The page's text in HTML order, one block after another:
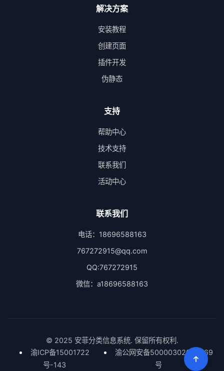
解决方案
安装教程
创建页面
插件开发
伪静态
支持
帮助中心
技术支持
联系我们
活动中心
联系我们
电话：18696588163
767272915@qq.com
QQ:767272915
微信：a18696588163
© 2025 安菲分类信息系统. 保留所有权利.
渝ICP备15001722
号-143
渝公网安备50000302000669
号